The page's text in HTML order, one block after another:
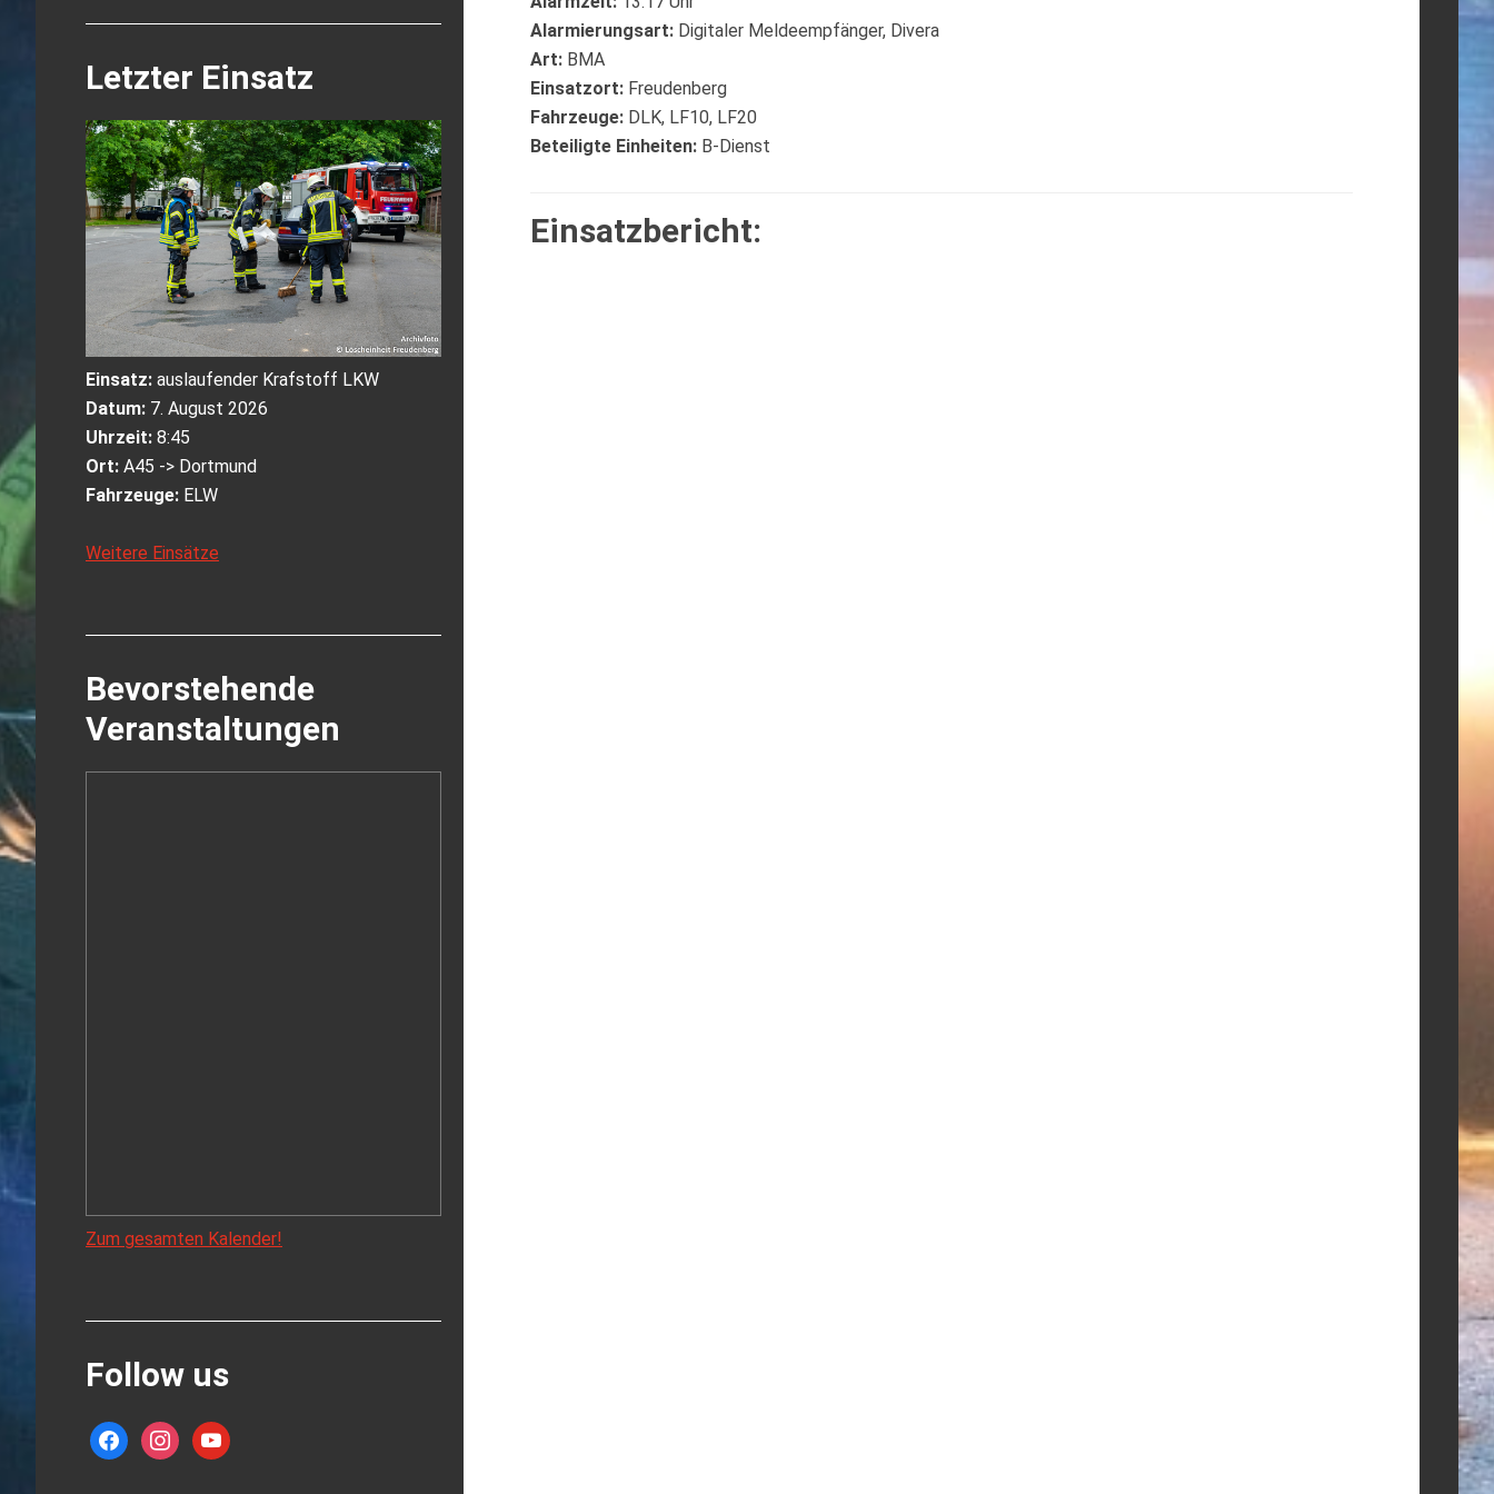
Alarmierungsart: Digitaler Meldeempfänger, Divera
Art: BMA
Einsatzort: Freudenberg
Fahrzeuge: DLK, LF10, LF20
Beteiligte Einheiten: B-Dienst
Einsatzbericht:
Letzter Einsatz
Einsatz: auslaufender Krafstoff LKW
Datum: 7. August 2026
Uhrzeit: 8:45
Ort: A45 -> Dortmund
Fahrzeuge: ELW
Weitere Einsätze
Bevorstehende
Veranstaltungen
Zum gesamten Kalender!
Follow us
facebookinstagramyoutube